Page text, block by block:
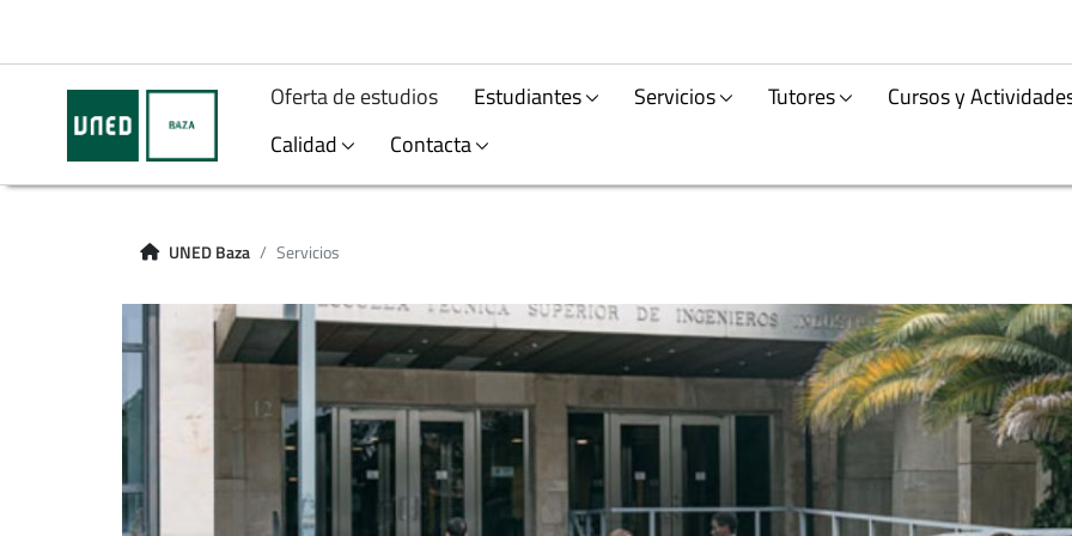
Oferta de estudios Estudiantes Servicios Tutores Cursos y
Calidad
Contacta
UNED Baza Servicios